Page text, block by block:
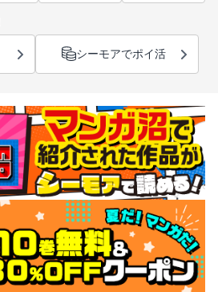
シーモアでポイ活